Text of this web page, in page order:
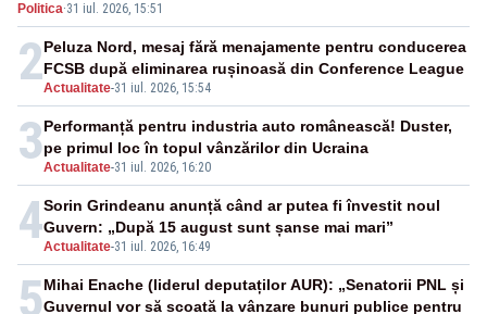
continue consolidarea stabilității economice și
financiare
Politica·31 iul. 2026, 15:51
2Actualitate-31 iul. 2026, 15:54
Peluza Nord, mesaj fără menajamente pentru conducerea
FCSB după eliminarea rușinoasă din Conference League
3Actualitate-31 iul. 2026, 16:20
Performanță pentru industria auto românească! Duster,
pe primul loc în topul vânzărilor din Ucraina
4Actualitate-31 iul. 2026, 16:49
Sorin Grindeanu anunță când ar putea fi învestit noul
Guvern: „După 15 august sunt șanse mai mari”
5Mihai Enache (liderul deputaților AUR): „Senatorii PNL și
Guvernul vor să scoată la vânzare bunuri publice pentru